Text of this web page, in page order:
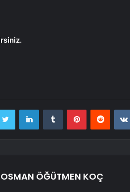
Twitter LinkedInTumblr PinterestReddit
OSMAN ÖĞÜTMEN KOÇ